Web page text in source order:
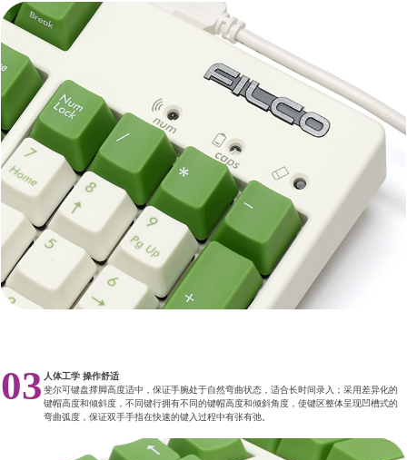
03 人体工学 操作舒适
斐尔可键盘撑脚高度适中，保证手腕处于自然弯曲状态，适合长时间录入；采用差异化的
键帽高度和倾斜度，不同键行拥有不同的键帽高度和倾斜角度，使键区整体呈现凹槽式的
弯曲弧度，保证双手手指在快速的键入过程中有张有弛。